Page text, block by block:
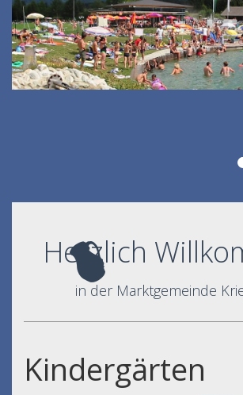
Herzlich
in der Marktgemeinde
Kindergärten